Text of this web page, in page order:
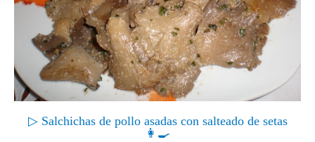
▷ Salchichas de pollo asadas con salteado de setas
👩‍🍳